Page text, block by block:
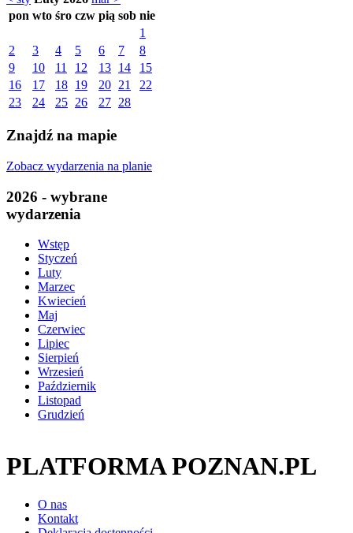
pon wto śro czw pią sob nie
1
2
3 4 5 6 7
8
9
10 11 12 13 14
15
16
17 18 19 20 21
22
23
24 25 26 27 28
Znajdź na mapie
Zobacz wydarzenia na planie
2026 - wybrane
wydarzenia
Wstęp
Styczeń
Luty
Marzec
Kwiecień
Maj
Czerwiec
Lipiec
Sierpień
Wrzesień
Październik
Listopad
Grudzień
PLATFORMA POZNAN.PL
O nas
Kontakt